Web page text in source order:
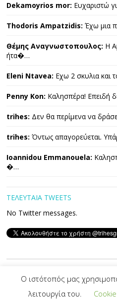
Dekamoyrios mor: Ευχαριστώ
Thodoris Ampatzidis: Έχω μια
Θέμης Αναγνωστοπουλος: Η
ήτα�…
Eleni Ntavea: Εχω 2 σκυλια και
Penny Kon: Καλησπέρα! Επειδή
trihes: Δεν θα περίμενα να
trihes: Όντως απαγορεύεται.
Ioannidou Emmanouela:
�…
ΤΕΛΕΥΤΑΙΑ TWEETS
No Twitter messages.
Copyright © 2026 ΤΡΙΧΕΣ. All Rights
Ο ιστότοπός μας
λειτουργία του.